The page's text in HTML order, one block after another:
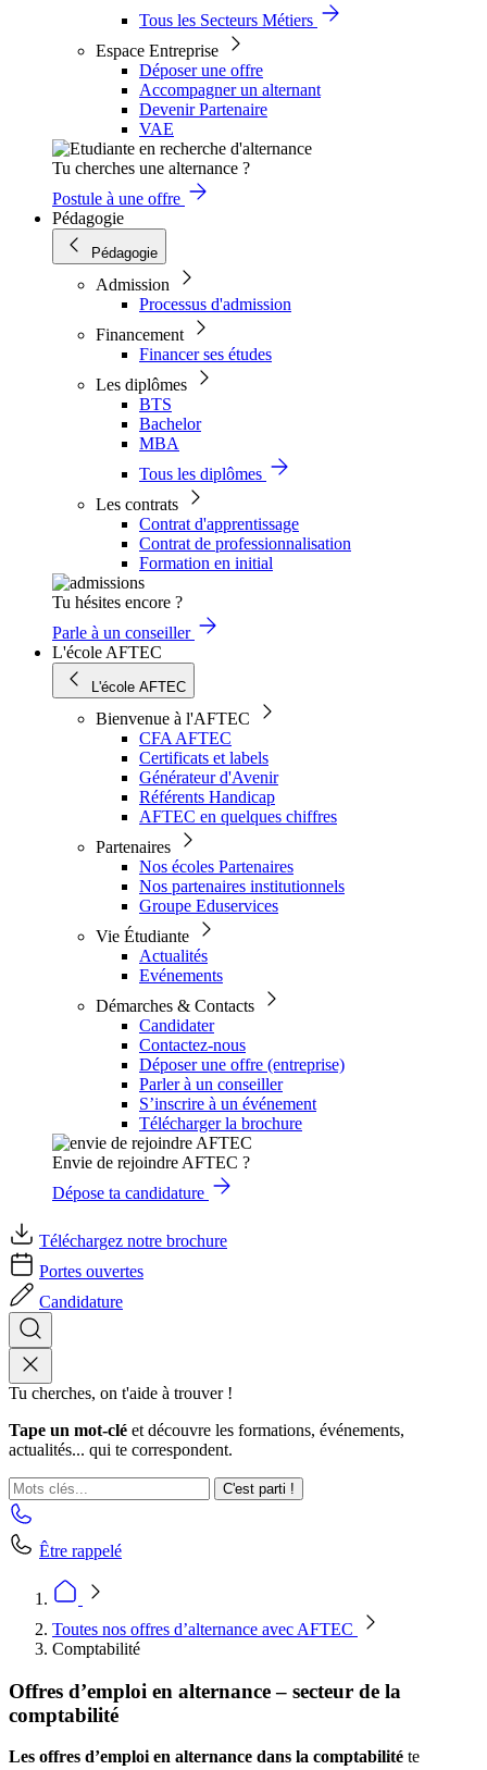
Tous les Secteurs Métiers
Espace Entreprise
Déposer une offre
Accompagner un alternant
Devenir Partenaire
VAE
Tu cherches une alternance ?
Postule à une offre
Pédagogie
Pédagogie
Admission
Processus d'admission
Financement
Financer ses études
Les diplômes
BTS
Bachelor
MBA
Tous les diplômes
Les contrats
Contrat d'apprentissage
Contrat de professionnalisation
Formation en initial
Tu hésites encore ?
Parle à un conseiller
L'école AFTEC
L'école AFTEC
Bienvenue à l'AFTEC
CFA AFTEC
Certificats et labels
Générateur d'Avenir
Référents Handicap
AFTEC en quelques chiffres
Partenaires
Nos écoles Partenaires
Nos partenaires institutionnels
Groupe Eduservices
Vie Étudiante
Actualités
Evénements
Démarches & Contacts
Candidater
Contactez-nous
Déposer une offre (entreprise)
Parler à un conseiller
S’inscrire à un événement
Télécharger la brochure
Envie de rejoindre AFTEC ?
Dépose ta candidature
Téléchargez notre brochure
Portes ouvertes
Candidature
Tu cherches, on t'aide à trouver !
Tape un mot-clé et découvre les formations, événements,
actualités... qui te correspondent.
C'est parti !
Être rappelé
Toutes nos offres d’alternance avec AFTEC
Comptabilité
Offres d’emploi en alternance – secteur de la
comptabilité
Les offres d’emploi en alternance dans la comptabilité te